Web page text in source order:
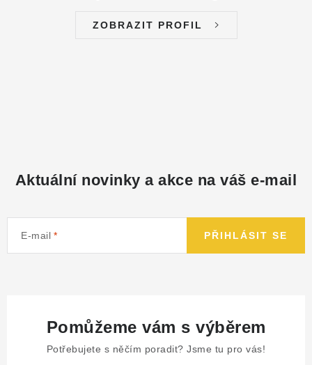
ZOBRAZIT PROFIL
Aktuální novinky a akce na váš e-mail
E-mail PŘIHLÁSIT SE
Pomůžeme vám s výběrem
Potřebujete s něčím poradit? Jsme tu pro vás!